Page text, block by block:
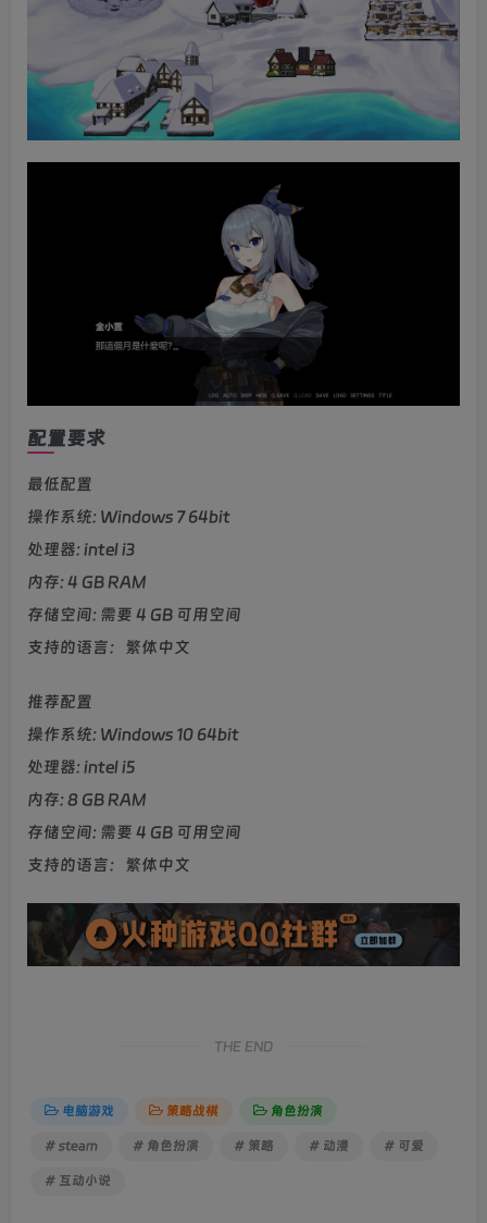
配置要求
最低配置
操作系统: Windows 7 64bit
处理器: intel i3
内存: 4 GB RAM
存储空间: 需要 4 GB 可用空间
支持的语言：繁体中文
推荐配置
操作系统: Windows 10 64bit
处理器: intel i5
内存: 8 GB RAM
存储空间: 需要 4 GB 可用空间
支持的语言：繁体中文
THE END
电脑游戏 策略战棋 角色扮演
# steam # 角色扮演 # 策略 # 动漫 # 可爱
# 互动小说